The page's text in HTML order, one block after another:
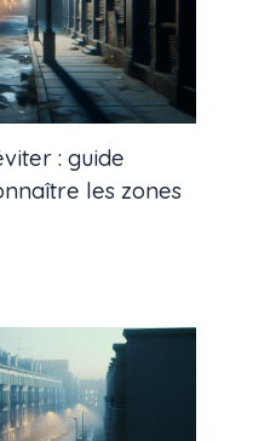
: guide
les zones